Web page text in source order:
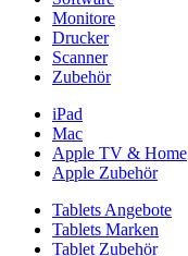
Monitore
Drucker
Scanner
Zubehör
iPad
Mac
Apple TV & Home
Apple Zubehör
Tablets Angebote
Tablets Marken
Tablet Zubehör